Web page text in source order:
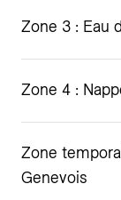
Zone 3 : Eau
Zone 4 :
Zone
Genevois